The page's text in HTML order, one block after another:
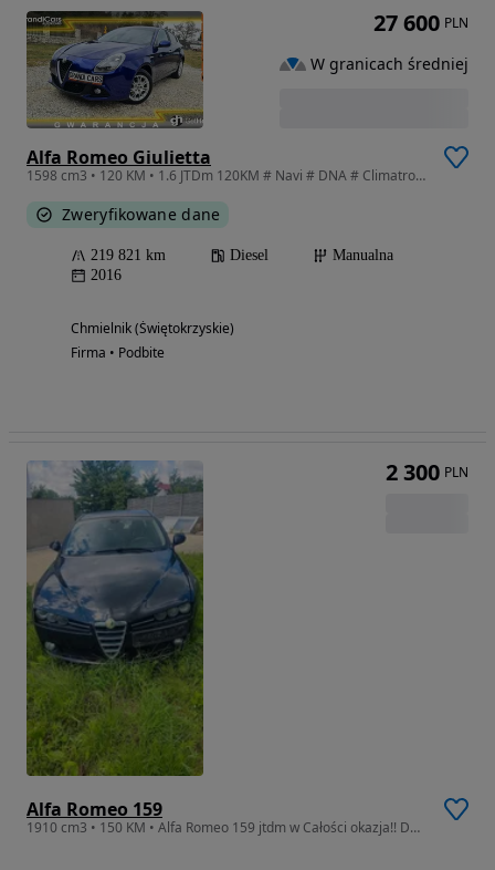
Alfa Romeo Giulietta
1598 cm3 • 120 KM • 1.6 JTDm 120KM # Navi # DNA # Climatronic # Parktronic # Piękny Kolor
Zweryfikowane dane
219 821 km Diesel
Manualna
2016
Chmielnik (Świętokrzyskie)
Firma • Podbite
27 600 PLN
W granicach średniej
Alfa Romeo 159
1910 cm3 • 150 KM • Alfa Romeo 159 jtdm w Całości okazja!! Do negocjacji.
2 300 PLN